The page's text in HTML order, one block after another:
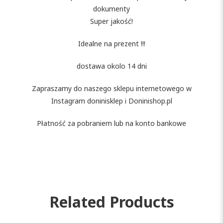
dokumenty
Super jakość!
Idealne na prezent !!!
dostawa okolo 14 dni
Zapraszamy do naszego sklepu internetowego w
Instagram doninisklep i Doninishop.pl
Płatność za pobraniem lub na konto bankowe
Related Products